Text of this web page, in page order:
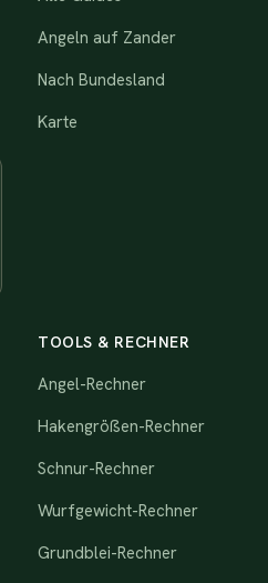
Angeln auf Zander
Nach Bundesland
Karte
TOOLS & RECHNER
Angel-Rechner
Hakengrößen-Rechner
Schnur-Rechner
Wurfgewicht-Rechner
Grundblei-Rechner